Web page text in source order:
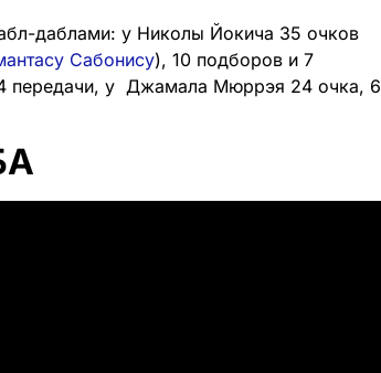
даблами: у Николы Йокича 35 очков
Сабонису), 10 подборов и 7
передачи, у Джамала Мюррэя 24 очка, 6